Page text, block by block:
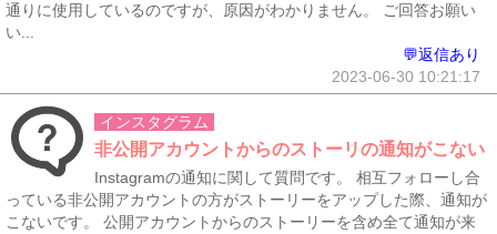
通りに使用しているのですが、原因がわかりません。 ご回答お願い
い...
💬返信あり
2023-06-30 10:21:17
インスタグラム
非公開アカウントからのストーリの通知がこない
Instagramの通知に関して質問です。 相互フォローし合
っている非公開アカウントの方がストーリーをアップした際、通知が
こないです。 公開アカウントからのストーリーを含め全て通知が来